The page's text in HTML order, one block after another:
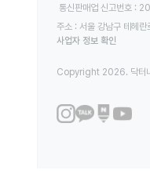
통신판매업 신고번호
주소 : 서울 강남구 테헤
사업자 정보 확인
Copyright 2026. 닥터